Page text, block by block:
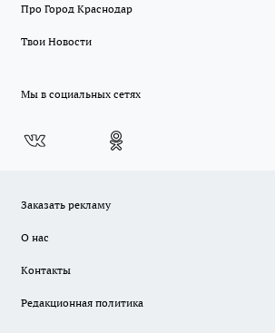
Про Город Краснодар
Твои Новости
Мы в социальных сетях
Заказать рекламу
О нас
Контакты
Редакционная политика